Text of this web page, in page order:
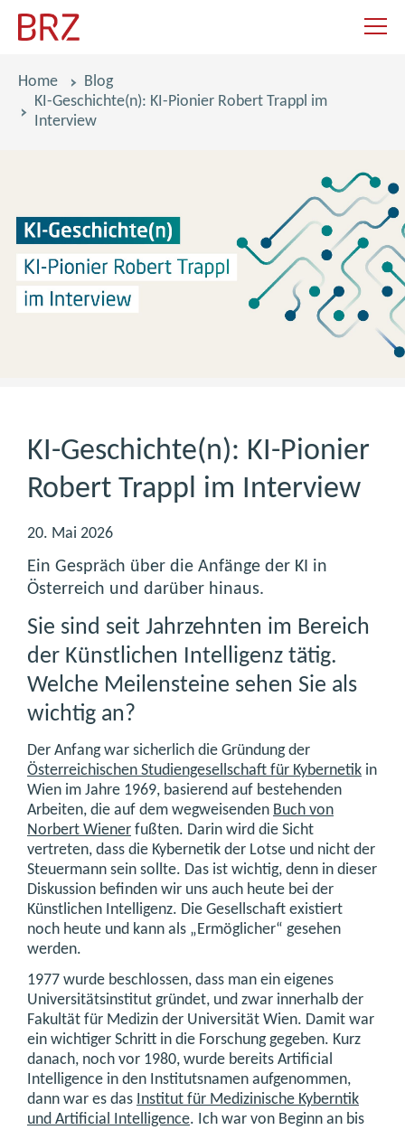
Pfadnavigation
Home
Blog
KI-Geschichte(n): KI-Pionier Robert Trappl im
Interview
KI-Geschichte(n): KI-Pionier
Robert Trappl im Interview
20. Mai 2026
Ein Gespräch über die Anfänge der KI in
Österreich und darüber hinaus.
Sie sind seit Jahrzehnten im Bereich
der Künstlichen Intelligenz tätig.
Welche Meilensteine sehen Sie als
wichtig an?
Der Anfang war sicherlich die Gründung der
Österreichischen Studiengesellschaft für Kybernetik in
Wien im Jahre 1969, basierend auf bestehenden
Arbeiten, die auf dem wegweisenden Buch von
Norbert Wiener fußten. Darin wird die Sicht
vertreten, dass die Kybernetik der Lotse und nicht der
Steuermann sein sollte. Das ist wichtig, denn in dieser
Diskussion befinden wir uns auch heute bei der
Künstlichen Intelligenz. Die Gesellschaft existiert
noch heute und kann als „Ermöglicher“ gesehen
werden.
1977 wurde beschlossen, dass man ein eigenes
Universitätsinstitut gründet, und zwar innerhalb der
Fakultät für Medizin der Universität Wien. Damit war
ein wichtiger Schritt in die Forschung gegeben. Kurz
danach, noch vor 1980, wurde bereits Artificial
Intelligence in den Institutsnamen aufgenommen,
dann war es das Institut für Medizinische Kyberntik
und Artificial Intelligence. Ich war von Beginn an bis